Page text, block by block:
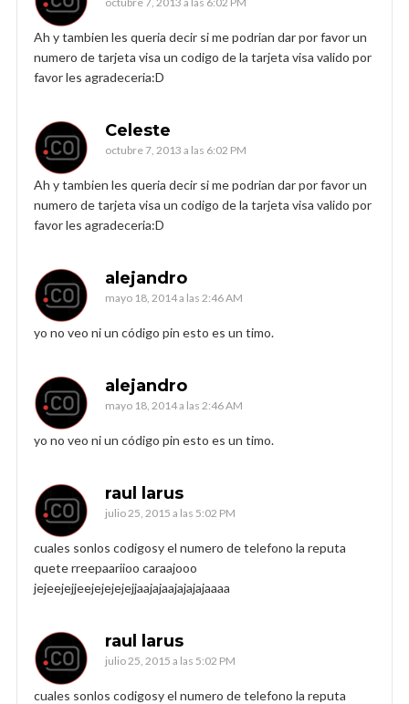
Ah y tambien les queria decir si me podrian dar por favor un
numero de tarjeta visa un codigo de la tarjeta visa valido por
favor les agradeceria:D
Celeste
octubre 7, 2013 a las 6:02 PM
Ah y tambien les queria decir si me podrian dar por favor un
numero de tarjeta visa un codigo de la tarjeta visa valido por
favor les agradeceria:D
alejandro
mayo 18, 2014 a las 2:46 AM
yo no veo ni un código pin esto es un timo.
alejandro
mayo 18, 2014 a las 2:46 AM
yo no veo ni un código pin esto es un timo.
raul larus
julio 25, 2015 a las 5:02 PM
cuales sonlos codigosy el numero de telefono la reputa
quete rreepaariioo caraajooo
jejeejejjeejejejejejjaajajaajajajajaaaa
raul larus
julio 25, 2015 a las 5:02 PM
cuales sonlos codigosy el numero de telefono la reputa